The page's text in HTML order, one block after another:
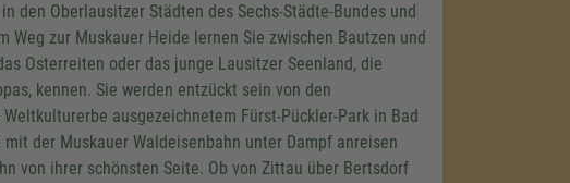
den Oberlausitzer Städten des Sechs-Städte-Bundes und
zur Muskauer Heide lernen Sie zwischen Bautzen und
Osterreiten oder das junge Lausitzer Seenland, die
kennen. Sie werden entzückt sein von den
ausgezeichnetem Fürst-Pückler-Park in Bad
der Muskauer Waldeisenbahn unter Dampf anreisen
von ihrer schönsten Seite. Ob von Zittau über Bertsdorf